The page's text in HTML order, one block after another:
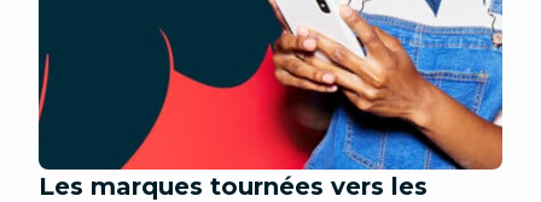
Les marques tournées vers les